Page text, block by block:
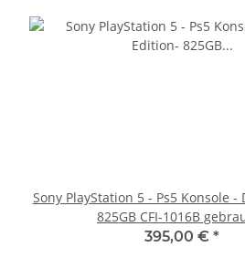
Sony PlayStation 5 - Ps5 Konsole
825GB CFI-1016B
395,00 € *